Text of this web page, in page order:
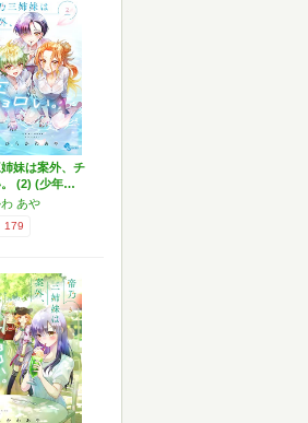
妹は案外、チ
。 (2) (少年…
あや
179